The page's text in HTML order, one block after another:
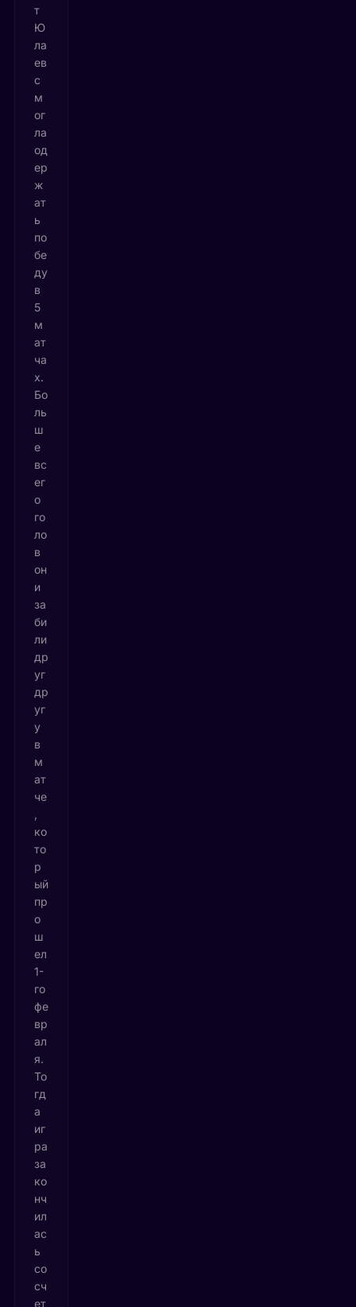
т
Ю
ла
ев
с
м
ог
ла
од
ер
ж
ат
ь
по
бе
ду
в
5
м
ат
ча
х.
Бо
ль
ш
е
вс
ег
о
го
ло
в
он
и
за
би
ли
др
уг
др
уг
у
в
м
ат
че
ко
то
р
ый
пр
о
ш
ел
1-
го
фе
вр
ал
я.
То
гд
а
иг
ра
за
ко
нч
ил
ас
ь
со
сч
ет